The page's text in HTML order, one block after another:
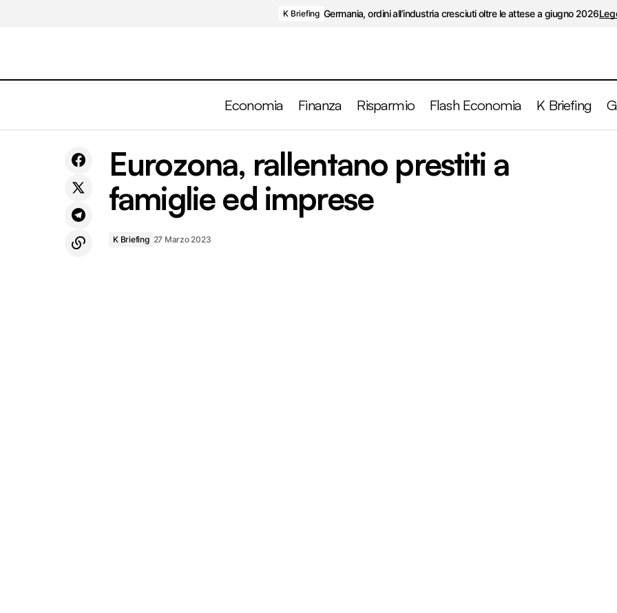
K Briefing Germania, ordini all’industria cresciuti oltre le attese a giugno 2026
Economia Finanza Risparmio Flash Economia K Briefing
La tecnologia e la corsa agli sportelli Eurozona, rallentano prestiti a famiglie ed
Eurozona, rallentano prestiti a
famiglie ed imprese
K Briefing 27 Marzo 2023